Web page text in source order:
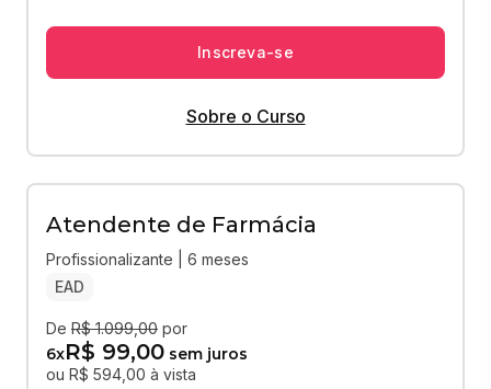
Inscreva-se
Sobre o Curso
Atendente de Farmácia
Profissionalizante | 6 meses
EAD
De R$ 1.099,00 por
6xR$ 99,00 sem juros
ou R$ 594,00 à vista